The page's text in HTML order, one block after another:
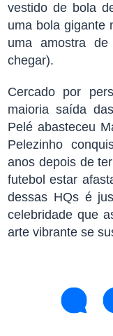
vestido de bola
uma bola gigante
uma amostra
chegar).
Cercado por
maioria saída
Pelé abasteceu
Pelezinho
anos depois de
futebol estar
dessas HQs é
celebridade que
arte vibrante se